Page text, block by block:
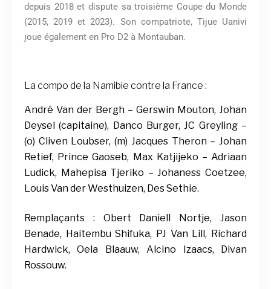
depuis 2018 et dispute sa troisième Coupe du Monde
(2015, 2019 et 2023). Son compatriote, Tijue Uanivi
joue également en Pro D2 à Montauban.
La compo de la Namibie contre la France :
André Van der Bergh – Gerswin Mouton, Johan
Deysel (capitaine), Danco Burger, JC Greyling –
(o) Cliven Loubser, (m) Jacques Theron – Johan
Retief, Prince Gaoseb, Max Katjijeko – Adriaan
Ludick, Mahepisa Tjeriko – Johaness Coetzee,
Louis Van der Westhuizen, Des Sethie.
Remplaçants : Obert Daniell Nortje, Jason
Benade, Haitembu Shifuka, PJ Van Lill, Richard
Hardwick, Oela Blaauw, Alcino Izaacs, Divan
Rossouw.